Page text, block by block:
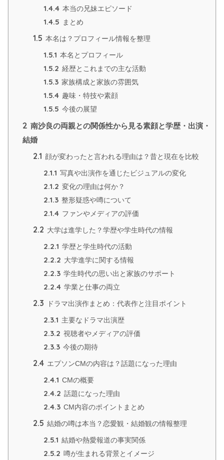
1.4.4 本当の兄妹エピソード
1.4.5 まとめ
1.5 本名は？プロフィール情報を整理
1.5.1 本名とプロフィール
1.5.2 経歴とこれまでの主な活動
1.5.3 家族構成と家族の雰囲気
1.5.4 趣味・特技や素顔
1.5.5 今後の展望
2 南沙良の両親との関係性から見る素顔と学歴・出演・
結婚
2.1 顔が変わったと言われる理由は？昔と現在を比較
2.1.1 写真や出演作を通じたビジュアルの変化
2.1.2 変化の理由は何か？
2.1.3 整形疑惑や噂について
2.1.4 ファンやメディアの評価
2.2 大学は進学した？学歴や学生時代の情報
2.2.1 学歴と学生時代の活動
2.2.2 大学進学に関する情報
2.2.3 学生時代の思い出と家族のサポート
2.2.4 学業と仕事の両立
2.3 ドラマ出演作まとめ：代表作と注目ポイント
2.3.1 主要なドラマ出演歴
2.3.2 視聴者やメディアの評価
2.3.3 今後の期待
2.4 エプソンCMの内容は？話題になった理由
2.4.1 CMの概要
2.4.2 話題になった理由
2.4.3 CM内容のポイントまとめ
2.5 結婚の噂は本当？恋愛観・結婚観の情報整理
2.5.1 結婚や熱愛報道の事実関係
2.5.2 噂が生まれる背景とイメージ